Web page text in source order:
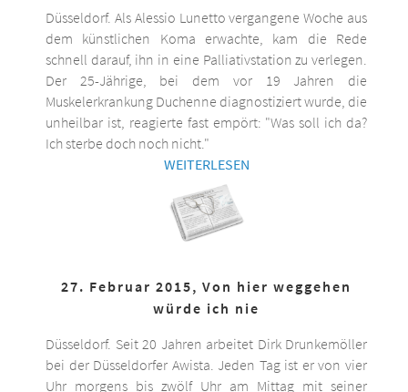
Düsseldorf. Als Alessio Lunetto vergangene Woche aus
dem künstlichen Koma erwachte, kam die Rede
schnell darauf, ihn in eine Palliativstation zu verlegen.
Der 25-Jährige, bei dem vor 19 Jahren die
Muskelerkrankung Duchenne diagnostiziert wurde, die
unheilbar ist, reagierte fast empört: "Was soll ich da?
Ich sterbe doch noch nicht."
WEITERLESEN
27. Februar 2015, Von hier weggehen
würde ich nie
Düsseldorf. Seit 20 Jahren arbeitet Dirk Drunkemöller
bei der Düsseldorfer Awista. Jeden Tag ist er von vier
Uhr morgens bis zwölf Uhr am Mittag mit seiner